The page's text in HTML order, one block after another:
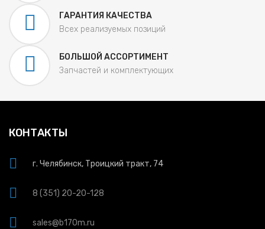
ГАРАНТИЯ КАЧЕСТВА
Всех реализуемых позиций
БОЛЬШОЙ АССОРТИМЕНТ
Запчастей и комплектующих
КОНТАКТЫ
г. Челябинск, Троицкий тракт, 74
8 (351) 20-20-128
sales@b170m.ru